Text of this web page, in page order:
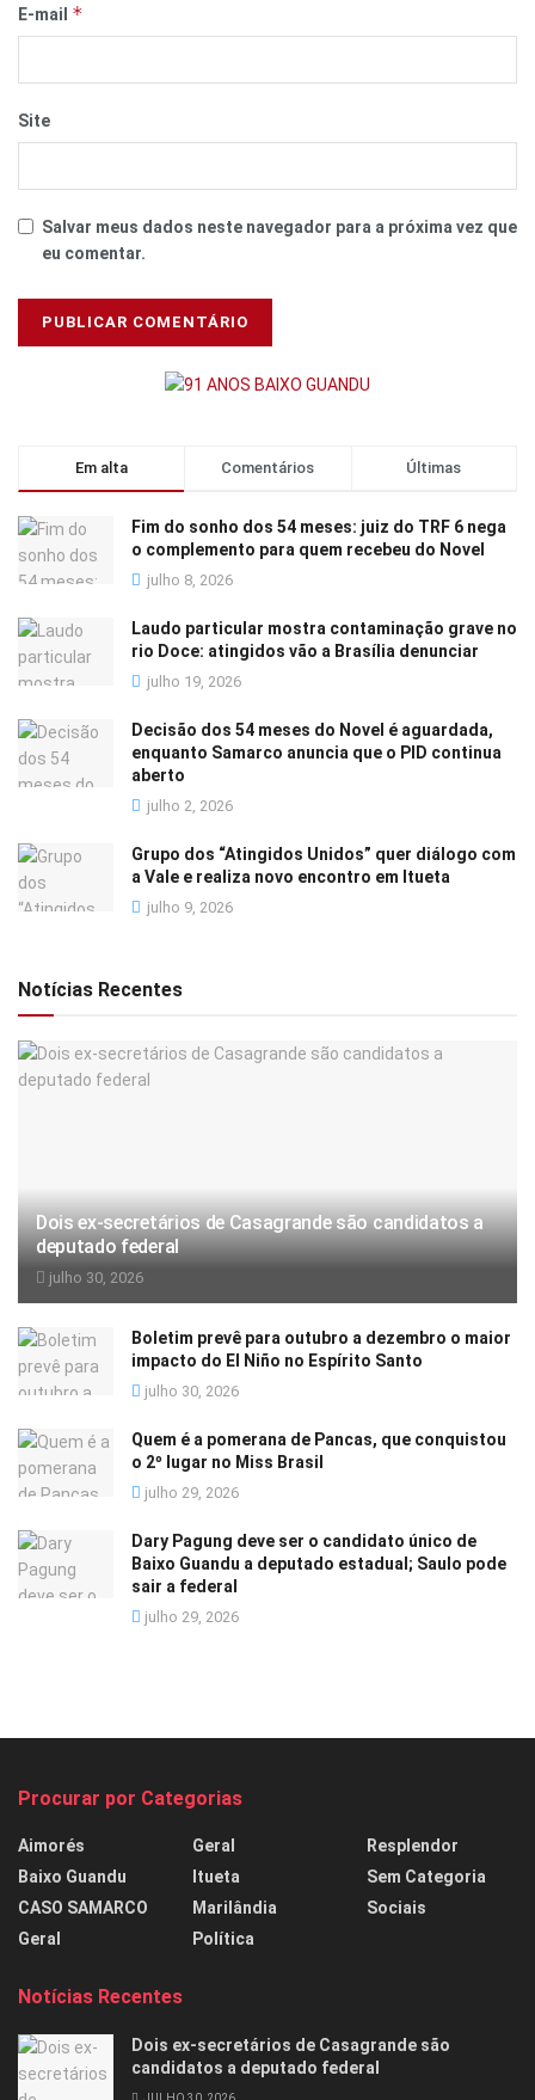
E-mail *
Site
Salvar meus dados neste navegador para a próxima vez que
eu comentar.
Em alta Comentários Últimas
Fim do sonho dos 54 meses: juiz do TRF 6 nega
o complemento para quem recebeu do Novel
julho 8, 2026
Laudo particular mostra contaminação grave no
rio Doce: atingidos vão a Brasília denunciar
julho 19, 2026
Decisão dos 54 meses do Novel é aguardada,
enquanto Samarco anuncia que o PID continua
aberto
julho 2, 2026
Grupo dos “Atingidos Unidos” quer diálogo com
a Vale e realiza novo encontro em Itueta
julho 9, 2026
Notícias Recentes
Dois ex-secretários de Casagrande são candidatos a
deputado federal
julho 30, 2026
Boletim prevê para outubro a dezembro o maior
impacto do El Niño no Espírito Santo
julho 30, 2026
Quem é a pomerana de Pancas, que conquistou
o 2º lugar no Miss Brasil
julho 29, 2026
Dary Pagung deve ser o candidato único de
Baixo Guandu a deputado estadual; Saulo pode
sair a federal
julho 29, 2026
Procurar por Categorias
Aimorés
Baixo Guandu
CASO SAMARCO
Geral
Geral
Itueta
Marilândia
Política
Resplendor
Sem Categoria
Sociais
Notícias Recentes
Dois ex-secretários de Casagrande são
candidatos a deputado federal